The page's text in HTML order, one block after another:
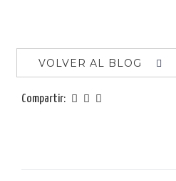
VOLVER AL BLOG
Compartir: